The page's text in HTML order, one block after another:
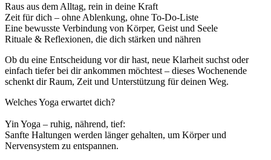
Raus aus dem Alltag, rein in deine Kraft
Zeit für dich – ohne Ablenkung, ohne To-Do-Liste
Eine bewusste Verbindung von Körper, Geist und Seele
Rituale & Reflexionen, die dich stärken und nähren
Ob du eine Entscheidung vor dir hast, neue Klarheit suchst oder
einfach tiefer bei dir ankommen möchtest – dieses Wochenende
schenkt dir Raum, Zeit und Unterstützung für deinen Weg.
Welches Yoga erwartet dich?
Yin Yoga – ruhig, nährend, tief:
Sanfte Haltungen werden länger gehalten, um Körper und
Nervensystem zu entspannen.